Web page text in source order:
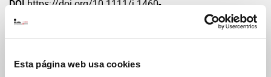
Esta página web usa cookies
DOIhttps://doi.org/10.1111/j.1460-
9568.2012.08119.x